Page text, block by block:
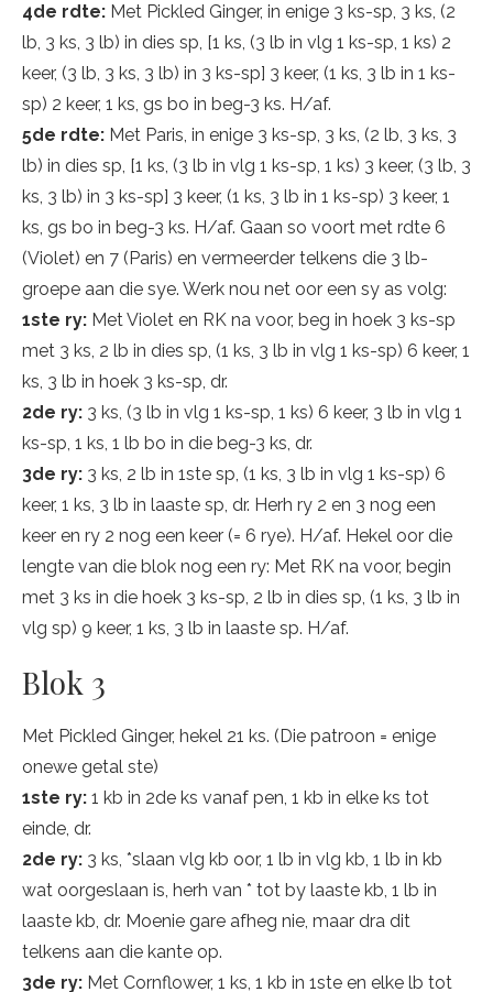
4de rdte: Met Pickled Ginger, in enige 3 ks-sp, 3 ks, (2
lb, 3 ks, 3 lb) in dies sp, [1 ks, (3 lb in vlg 1 ks-sp, 1 ks) 2
keer, (3 lb, 3 ks, 3 lb) in 3 ks-sp] 3 keer, (1 ks, 3 lb in 1 ks-
sp) 2 keer, 1 ks, gs bo in beg-3 ks. H/af.
5de rdte: Met Paris, in enige 3 ks-sp, 3 ks, (2 lb, 3 ks, 3
lb) in dies sp, [1 ks, (3 lb in vlg 1 ks-sp, 1 ks) 3 keer, (3 lb, 3
ks, 3 lb) in 3 ks-sp] 3 keer, (1 ks, 3 lb in 1 ks-sp) 3 keer, 1
ks, gs bo in beg-3 ks. H/af. Gaan so voort met rdte 6
(Violet) en 7 (Paris) en vermeerder telkens die 3 lb-
groepe aan die sye. Werk nou net oor een sy as volg:
1ste ry: Met Violet en RK na voor, beg in hoek 3 ks-sp
met 3 ks, 2 lb in dies sp, (1 ks, 3 lb in vlg 1 ks-sp) 6 keer, 1
ks, 3 lb in hoek 3 ks-sp, dr.
2de ry: 3 ks, (3 lb in vlg 1 ks-sp, 1 ks) 6 keer, 3 lb in vlg 1
ks-sp, 1 ks, 1 lb bo in die beg-3 ks, dr.
3de ry: 3 ks, 2 lb in 1ste sp, (1 ks, 3 lb in vlg 1 ks-sp) 6
keer, 1 ks, 3 lb in laaste sp, dr. Herh ry 2 en 3 nog een
keer en ry 2 nog een keer (= 6 rye). H/af. Hekel oor die
lengte van die blok nog een ry: Met RK na voor, begin
met 3 ks in die hoek 3 ks-sp, 2 lb in dies sp, (1 ks, 3 lb in
vlg sp) 9 keer, 1 ks, 3 lb in laaste sp. H/af.
Blok 3
Met Pickled Ginger, hekel 21 ks. (Die patroon = enige
onewe getal ste)
1ste ry: 1 kb in 2de ks vanaf pen, 1 kb in elke ks tot
einde, dr.
2de ry: 3 ks, *slaan vlg kb oor, 1 lb in vlg kb, 1 lb in kb
wat oorgeslaan is, herh van * tot by laaste kb, 1 lb in
laaste kb, dr. Moenie gare afheg nie, maar dra dit
telkens aan die kante op.
3de ry: Met Cornflower, 1 ks, 1 kb in 1ste en elke lb tot